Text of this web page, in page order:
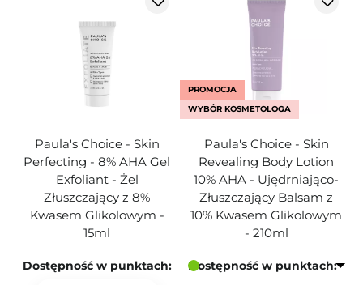
Paula's Choice - Skin
Perfecting - 8% AHA Gel
Exfoliant - Żel
Złuszczający z 8%
Kwasem Glikolowym -
15ml
Dostępność w punktach:
PROMOCJA
WYBÓR KOSMETOLOGA
Paula's Choice - Skin
Revealing Body Lotion
10% AHA - Ujędrniająco-
Złuszczający Balsam z
10% Kwasem Glikolowym
- 210ml
Dostępność w punktach: